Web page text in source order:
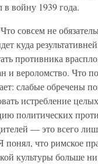
войну 1939 года.
совсем не
куда
противника
и вероломство. Что
слабые обречены
истребление
политических
— это всего
понял, что римское
культуры больше